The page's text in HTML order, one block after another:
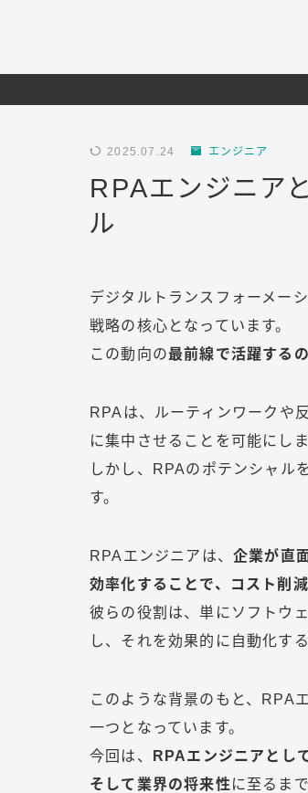
2025.07.24 エンジニア
RPAエンジニア
ル
デジタルトランスフォーメー
戦略の核心となっています。
この動向の最前線で活躍する
RPAは、ルーティンワークや
に集中させることを可能にしま
しかし、RPAのポテンシャル
す。
RPAエンジニアは、 企業が直
効率化することで、コスト削
彼らの役割は、単にソフトウ
し、それを効果的に自動化す
このような背景のもと、RPA
一つとなっています。
今回は、
RPAエンジニアとし
そして業界の将来性 に至るま